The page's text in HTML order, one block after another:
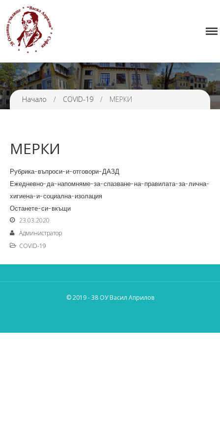
Нормативна уредба
Прием
Проекти и дейности
Начало / COVID-19 / МЕРКИ
МЕРКИ
Рубрика-въпроси-и-отговори-ДАЗД
Ежедневно-да-напомняме-за-спазване-на-правилата-за-лична-
хигиена-и-социална-изолация
Останете-си-вкъщи
23.03.2020
Администратор
COVID-19
© 2019 - 38 ОУ Васил Априлов